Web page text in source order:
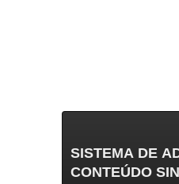
SISTEMA DE
CONTEÚDO